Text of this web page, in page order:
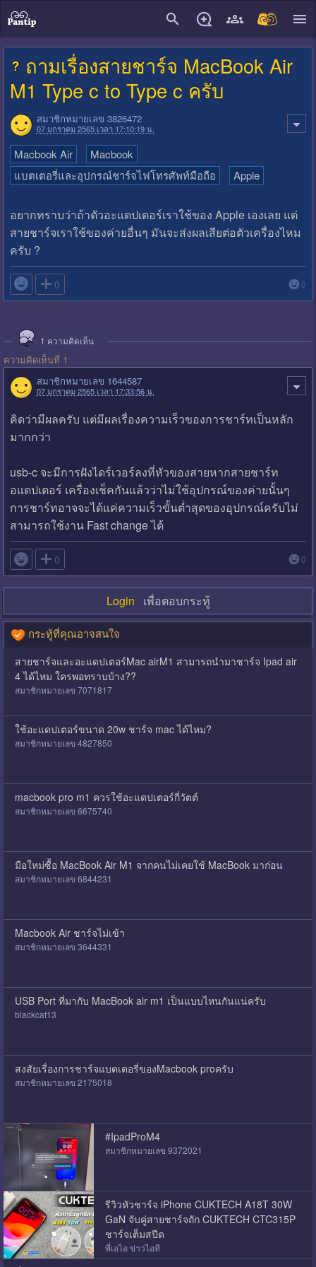
ถามเรื่องสายชาร์จ MacBook Air
M1 Type c to Type c ครับ
สมาชิกหมายเลข 3826472
07 มกราคม 2565 เวลา 17:10:19 น.
Macbook Air
Macbook
แบตเตอรี่และอุปกรณ์ชาร์จไฟโทรศัพท์มือถือ
Apple
อยากทราบว่าถ้าตัวอะแดปเตอร์เราใช้ของ Apple เองเลย แต่
สายชาร์จเราใช้ของค่ายอื่นๆ มันจะส่งผลเสียต่อตัวเครื่องไหม
ครับ ?
 0 0
1 ความคิดเห็น
ความคิดเห็นที่ 1
สมาชิกหมายเลข 1644587
07 มกราคม 2565 เวลา 17:33:56 น.
คิดว่ามีผลครับ แต่มีผลเรื่องความเร็วของการชาร์ทเป็นหลัก
มากกว่า
usb-c จะมีการฝังไดร์เวอร์ลงที่หัวของสายหากสายชาร์ท
อแดปเตอร์ เครื่องเช็คกันแล้วว่าไม่ใช้อุปกรณ์ของค่ายนั้นๆ
การชาร์ทอาจจะได้แค่ความเร็วขั้นต่ำสุดของอุปกรณ์ครับไม่
สามารถใช้งาน Fast change ได้
 0 0
Login เพื่อตอบกระทู้
กระทู้ที่คุณอาจสนใจ
สายชาร์จและอะแดปเตอร์Mac airM1 สามารถนำมาชาร์จ Ipad air
4 ได้ไหม ใครพอทราบบ้าง??
สมาชิกหมายเลข 7071817
ใช้อะแดปเตอร์ขนาด 20w ชาร์จ mac ได้ไหม?
สมาชิกหมายเลข 4827850
macbook pro m1 ควรใช้อะแดปเตอร์กี่วัตต์
สมาชิกหมายเลข 6675740
มือใหม่ซื้อ MacBook Air M1 จากคนไม่เคยใช้ MacBook มาก่อน
สมาชิกหมายเลข 6844231
Macbook Air ชาร์จไม่เข้า
สมาชิกหมายเลข 3644331
USB Port ที่มากับ MacBook air m1 เป็นแบบไหนกันแน่ครับ
blackcat13
สงสัยเรื่องการชาร์จแบตเตอรี่ของMacbook proครับ
สมาชิกหมายเลข 2175018
#IpadProM4
สมาชิกหมายเลข 9372021
รีวิวหัวชาร์จ iPhone CUKTECH A18T 30W
GaN จับคู่สายชาร์จถัก CUKTECH CTC315P
ชาร์จเต็มสปีด
พี่เอไอ ข่าวไอที
close